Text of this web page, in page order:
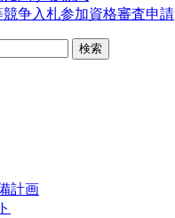
争入札参加資格審査申請
計画